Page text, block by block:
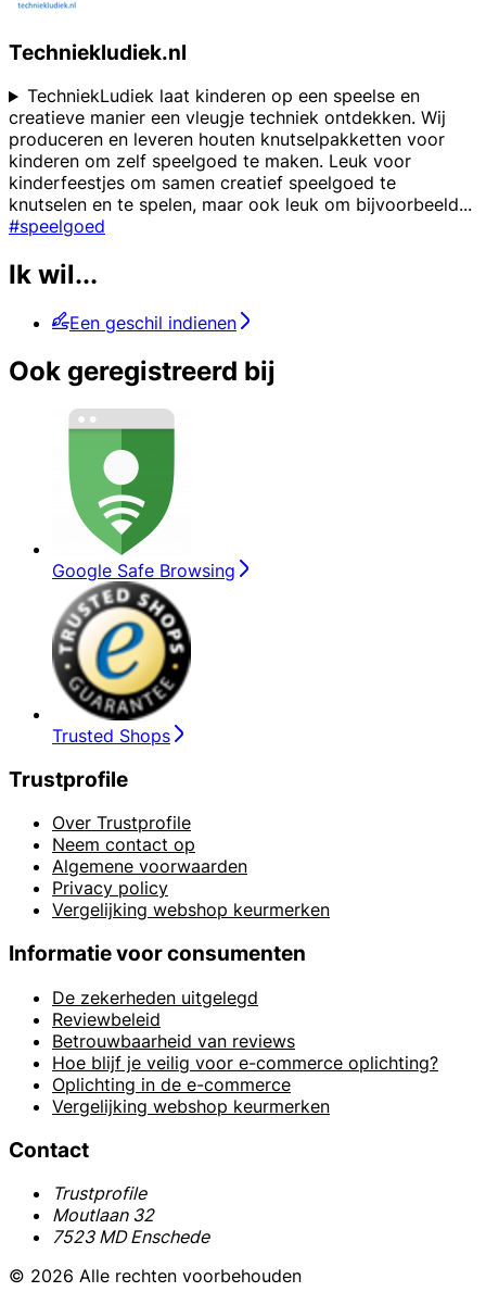
Techniekludiek.nl
TechniekLudiek laat kinderen op een speelse en
creatieve manier een vleugje techniek ontdekken. Wij
produceren en leveren houten knutselpakketten voor
kinderen om zelf speelgoed te maken. Leuk voor
kinderfeestjes om samen creatief speelgoed te
knutselen en te spelen, maar ook leuk om bijvoorbeeld...
#speelgoed
Ik wil...
Een geschil indienen
Ook geregistreerd bij
Google Safe Browsing
Trusted Shops
Trustprofile
Over Trustprofile
Neem contact op
Algemene voorwaarden
Privacy policy
Vergelijking webshop keurmerken
Informatie voor consumenten
De zekerheden uitgelegd
Reviewbeleid
Betrouwbaarheid van reviews
Hoe blijf je veilig voor e-commerce oplichting?
Oplichting in de e-commerce
Vergelijking webshop keurmerken
Contact
Trustprofile
Moutlaan 32
7523 MD Enschede
© 2026 Alle rechten voorbehouden